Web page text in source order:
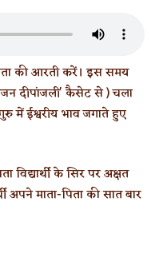
की आरती करें। इस समय
दीपांजली' कैसेट से ) चला
में ईश्वरीय भाव जगाते हुए
विद्यार्थी के सिर पर अक्षत
अपने माता-पिता की सात बार